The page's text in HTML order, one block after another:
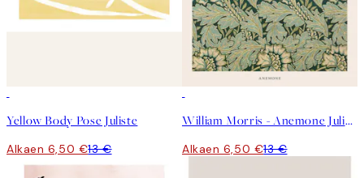
Yellow Body Pose Juliste
Alkaen 6,50 €13 €
William Morris - Anemone Juliste
Alkaen 6,50 €13 €